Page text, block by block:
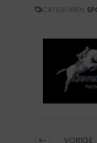
CATEGORIËN:
VORIGE